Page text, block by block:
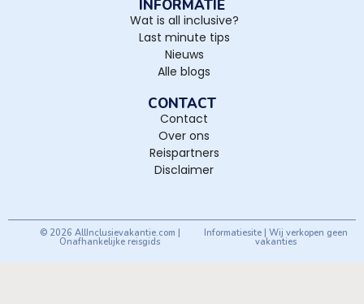
INFORMATIE
Wat is all inclusive?
Last minute tips
Nieuws
Alle blogs
CONTACT
Contact
Over ons
Reispartners
Disclaimer
© 2026 AllInclusievakantie.com |
Onafhankelijke reisgids
Informatiesite | Wij verkopen geen
vakanties